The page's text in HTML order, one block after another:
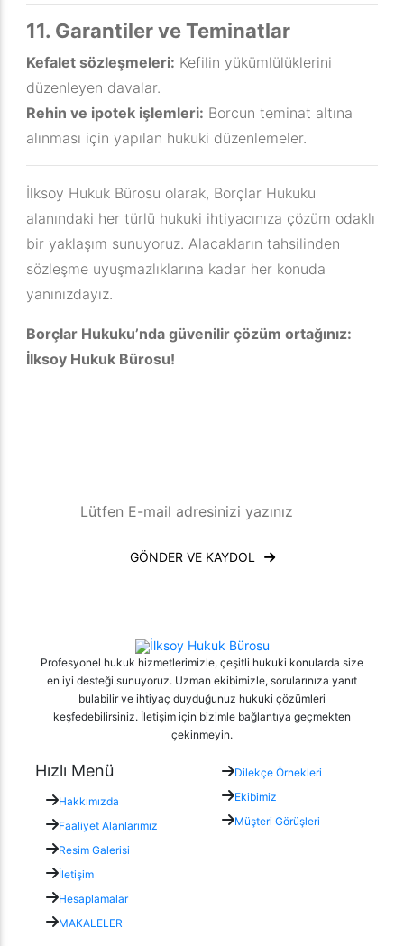
11. Garantiler ve Teminatlar
Kefalet sözleşmeleri: Kefilin yükümlülüklerini
düzenleyen davalar.
Rehin ve ipotek işlemleri: Borcun teminat altına
alınması için yapılan hukuki düzenlemeler.
İlksoy Hukuk Bürosu olarak, Borçlar Hukuku
alanındaki her türlü hukuki ihtiyacınıza çözüm odaklı
bir yaklaşım sunuyoruz. Alacakların tahsilinden
sözleşme uyuşmazlıklarına kadar her konuda
yanınızdayız.
Borçlar Hukuku’nda güvenilir çözüm ortağınız:
İlksoy Hukuk Bürosu!
GÖNDER VE KAYDOL
Profesyonel hukuk hizmetlerimizle, çeşitli hukuki konularda size
en iyi desteği sunuyoruz. Uzman ekibimizle, sorularınıza yanıt
bulabilir ve ihtiyaç duyduğunuz hukuki çözümleri
keşfedebilirsiniz. İletişim için bizimle bağlantıya geçmekten
çekinmeyin.
Hızlı Menü
Hakkımızda
Faaliyet Alanlarımız
Resim Galerisi
İletişim
Hesaplamalar
MAKALELER
Dilekçe Örnekleri
Ekibimiz
Müşteri Görüşleri